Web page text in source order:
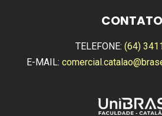
CONTATO
TELEFONE: (64)
E-MAIL: